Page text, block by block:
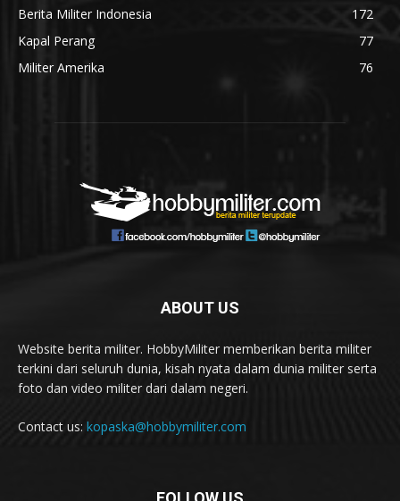
Berita Militer Indonesia
172
Kapal Perang
77
Militer Amerika
76
ABOUT US
Website berita militer. HobbyMiliter memberikan berita militer
terkini dari seluruh dunia, kisah nyata dalam dunia militer serta
foto dan video militer dari dalam negeri.
Contact us: kopaska@hobbymiliter.com